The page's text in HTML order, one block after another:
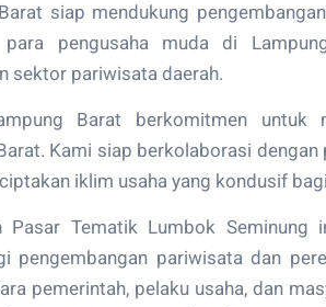
siap mendukung
para pengusaha muda di
sektor pariwisata daerah.
Barat berkomitmen untuk
Kami siap berkolaborasi
iklim usaha yang kondusif
Pasar Tematik Lumbok
pengembangan pariwisata dan
pemerintah, pelaku usaha, dan